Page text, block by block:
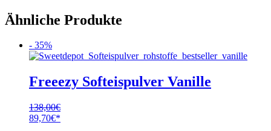
Ähnliche Produkte
- 35%
Freeezy Softeispulver Vanille
138,00€
Ursprünglicher
89,70€